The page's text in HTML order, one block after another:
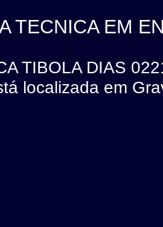
TECNICA EM
TIBOLA DIAS
localizada em